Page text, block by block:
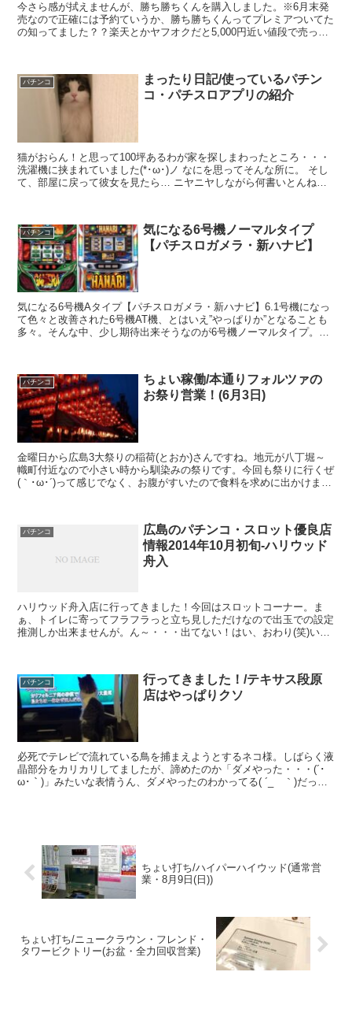
今さら感が拭えませんが、勝ち勝ちくんを購入しました。※6月末発
売なので正確には予約ていうか、勝ち勝ちくんってプレミアついてた
の知ってました？？楽天とかヤフオクだと5,000円近い値段で売って
パチンコ
まったり日記/使っているパチン
コ・パチスロアプリの紹介
猫がおらん！と思って100坪あるわが家を探しまわったところ・・・
洗濯機に挟まれていました(*･ω･)ノ なにを思ってそんな所に。 そし
て、部屋に戻って彼女を見たら… ニヤニヤしながら何書いとんねん
パチンコ
気になる6号機ノーマルタイプ
【パチスロガメラ・新ハナビ】
気になる6号機Aタイプ【パチスロガメラ・新ハナビ】6.1号機になっ
て色々と改善された6号機AT機、とはいえ”やっぱりか”となることも
多々。そんな中、少し期待出来そうなのが6号機ノーマルタイプ。6
パチンコ
ちょい稼働/本通りフォルツァの
お祭り営業！(6月3日)
金曜日から広島3大祭りの稲荷(とおか)さんですね。地元が八丁堀～
幟町付近なので小さい時から馴染みの祭りです。今回も祭りに行くぜ
(｀･ω･´)って感じでなく、お腹がすいたので食料を求めに出かけまし
パチンコ
広島のパチンコ・スロット優良店
情報2014年10月初旬-ハリウッド
舟入
ハリウッド舟入店に行ってきました！今回はスロットコーナー。ま
ぁ、トイレに寄ってフラフラっと立ち見しただけなので出玉での設定
推測しか出来ませんが。ん～・・・出てない！はい、おわり(笑)い
パチンコ
行ってきました！/テキサス段原
店はやっぱりクソ
必死でテレビで流れている鳥を捕まえようとするネコ様。しばらく液
晶部分をカリカリしてましたが、諦めたのか「ダメやった・・・(´･
ω･｀)」みたいな表情うん、ダメやったのわかってる( ´_ゝ｀)だって
ちょい打ち/ハイパーハイウッド(通常営
業・8月9日(日))
ちょい打ち/ニュークラウン・フレンド・
タワービクトリー(お盆・全力回収営業)